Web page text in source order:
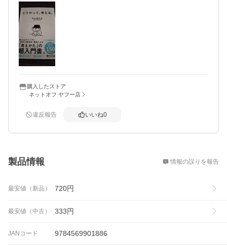
購入したストア
ネットオフ ヤフー店
違反報告 いいね0
製品情報 情報の誤りを報告
最安値（新品） 720円
最安値（中古） 333円
JANコード 9784569901886